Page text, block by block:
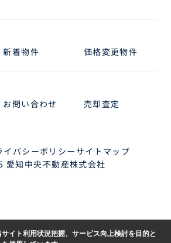
新着物件 価格変更物件
お問い合わせ
売却査定
イバシーポリシーサイトマップ
知中央不動産株式会社
イト利用状況把握、サービス向上検討を目的と